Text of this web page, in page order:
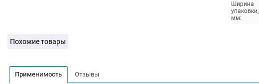
Ширина
упаковки,
мм:
Похожие товары
Применимость Отзывы